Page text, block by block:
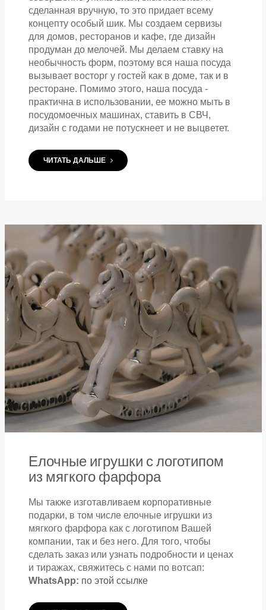
сделанная вручную, то это придает всему
концепту особый шик. Мы создаем сервизы
для домов, ресторанов и кафе, где дизайн
продуман до мелочей. Мы делаем ставку на
необычность форм, поэтому вся наша посуда
вызывает восторг у гостей как в доме, так и в
ресторане. Помимо этого, наша посуда -
практична в использовании, ее можно мыть в
посудомоечных машинах, ставить в СВЧ,
дизайн с годами не потускнеет и не выцветет.
ЧИТАТЬ ДАЛЬШЕ
Елочные игрушки с логотипом
из мягкого фарфора
Мы также изготавливаем корпоративные
подарки, в том числе елочные игрушки из
мягкого фарфора как с логотипом Вашей
компании, так и без него. Для того, чтобы
сделать заказ или узнать подробности и ценах
и тиражах, свяжитесь с нами по вотсап:
WhatsApp: по этой ссылке